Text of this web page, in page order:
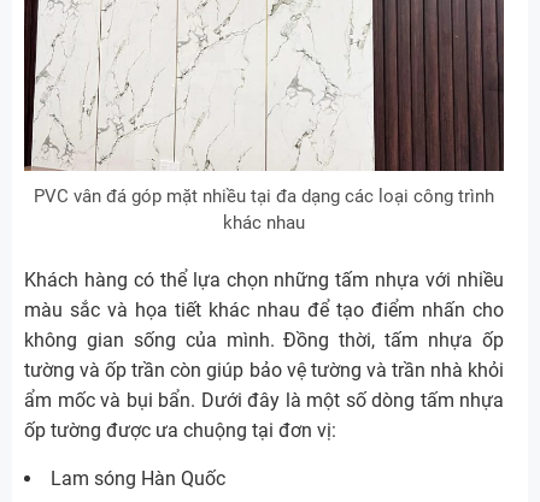
PVC vân đá góp mặt nhiều tại đa dạng các loại công trình
khác nhau
Khách hàng có thể lựa chọn những tấm nhựa với nhiều
màu sắc và họa tiết khác nhau để tạo điểm nhấn cho
không gian sống của mình. Đồng thời, tấm nhựa ốp
tường và ốp trần còn giúp bảo vệ tường và trần nhà khỏi
ẩm mốc và bụi bẩn. Dưới đây là một số dòng tấm nhựa
ốp tường được ưa chuộng tại đơn vị:
Lam sóng Hàn Quốc